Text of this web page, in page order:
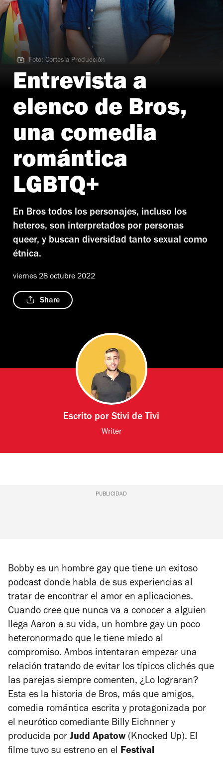
Foto: Cortesía Producción
Foto: Cortesía Producción
Entrevista a
elenco de Bros,
una comedia
romántica
LGBTQ+
En Bros todos los personajes, incluso los
heteros, son interpretados por personas
queer, y buscan diversidad tanto sexual como
étnica.
viernes 28 octubre 2022
Share
Escrito porStivi de Tivi
Writer
PUBLICIDAD
Bobby es un hombre gay que tiene un exitoso
podcast donde habla de sus experiencias al
tratar de encontrar el amor en aplicaciones.
Cuando cree que nunca va a conocer a alguien
llega Aaron a su vida, un hombre gay un poco
heteronormado que le tiene miedo al
compromiso. Ambos intentaran empezar una
relación tratando de evitar los típicos clichés que
las parejas siempre comenten, ¿Lo lograran?
Esta es la historia de Bros, más que amigos,
comedia romántica escrita y protagonizada por
el neurótico comediante Billy Eichnner y
producida por Judd Apatow (Knocked Up). El
filme tuvo su estreno en el Festival